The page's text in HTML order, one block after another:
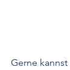
Gerne